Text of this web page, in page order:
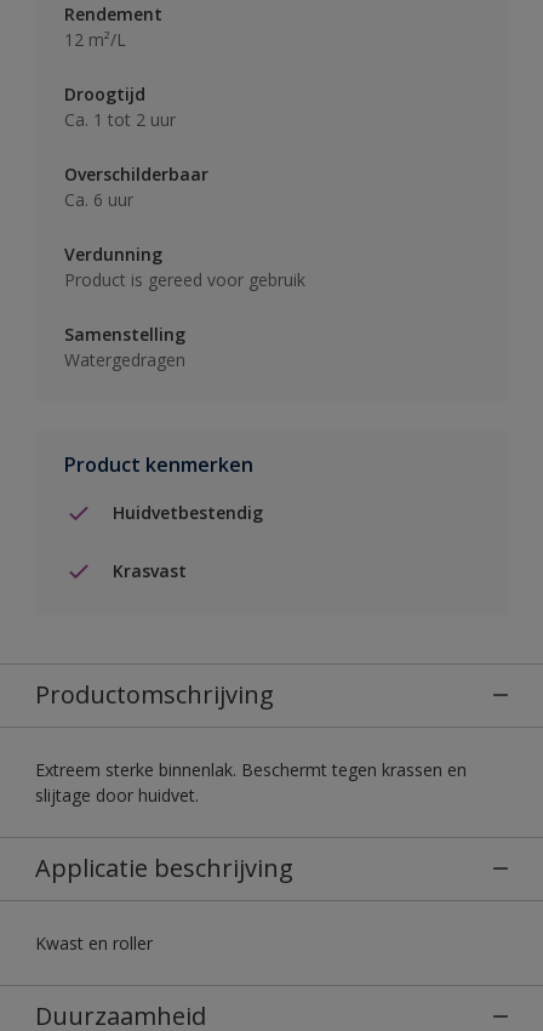
Rendement
12 m²/L
Droogtijd
Ca. 1 tot 2 uur
Overschilderbaar
Ca. 6 uur
Verdunning
Product is gereed voor gebruik
Samenstelling
Watergedragen
Product kenmerken
Huidvetbestendig
Krasvast
Productomschrijving
Extreem sterke binnenlak. Beschermt tegen krassen en
slijtage door huidvet.
Applicatie beschrijving
Kwast en roller
Duurzaamheid